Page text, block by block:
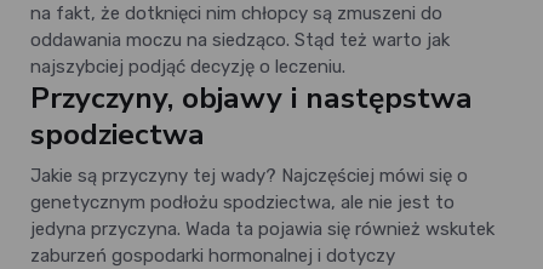
na fakt, że dotknięci nim chłopcy są zmuszeni do
oddawania moczu na siedząco. Stąd też warto jak
najszybciej podjąć decyzję o leczeniu.
Przyczyny, objawy i następstwa
spodziectwa
Jakie są przyczyny tej wady? Najczęściej mówi się o
genetycznym podłożu spodziectwa, ale nie jest to
jedyna przyczyna. Wada ta pojawia się również wskutek
zaburzeń gospodarki hormonalnej i dotyczy